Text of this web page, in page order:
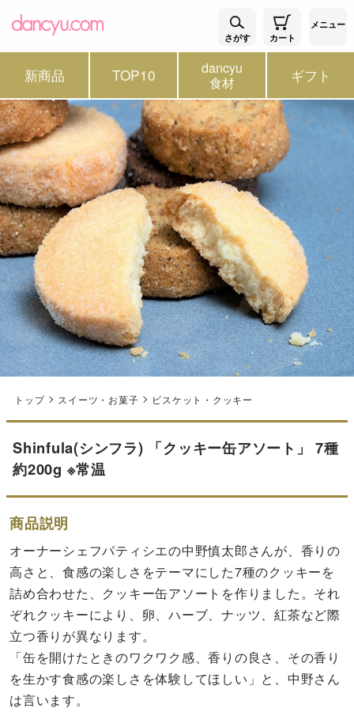
さがす カート
メニュー
新商品 TOP10 dancyu
食材 ギフト
トップ スイーツ・お菓子 ビスケット・クッキー
Shinfula(シンフラ) 「クッキー缶アソート」 7種
約200g ※常温
商品説明
オーナーシェフパティシエの中野慎太郎さんが、香りの
高さと、食感の楽しさをテーマにした7種のクッキーを
詰め合わせた、クッキー缶アソートを作りました。それ
ぞれクッキーにより、卵、ハーブ、ナッツ、紅茶など際
立つ香りが異なります。
「缶を開けたときのワクワク感、香りの良さ、その香り
を生かす食感の楽しさを体験してほしい」と、中野さん
は言います。